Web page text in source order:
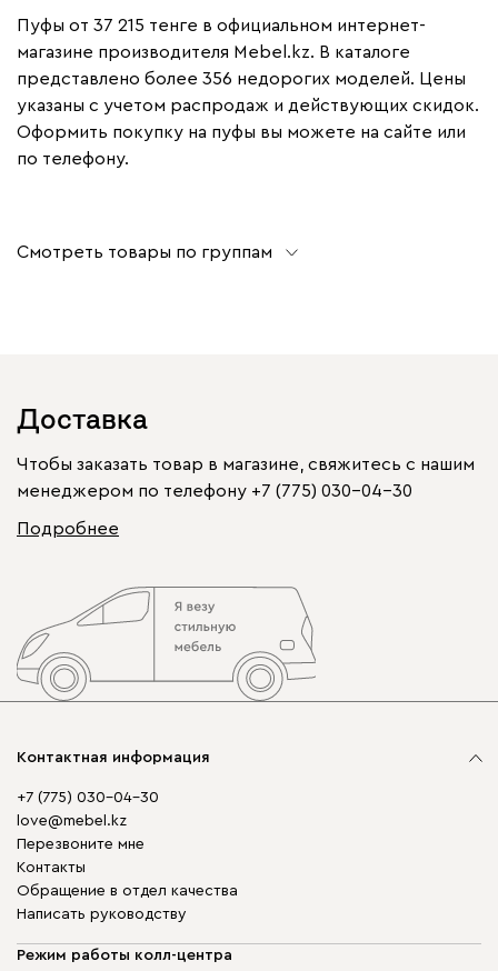
Пуфы от 37 215 тенге в официальном интернет-
магазине производителя Mebel.kz. В каталоге
представлено более 356 недорогих моделей. Цены
указаны с учетом распродаж и действующих скидок.
Оформить покупку на пуфы вы можете на сайте или
по телефону.
Смотреть товары по группам
Доставка
Чтобы заказать товар в магазине, свяжитесь с нашим
менеджером по телефону +7 (775) 030-04-30
Подробнее
Контактная информация
+7 (775) 030-04-30
love@mebel.kz
Перезвоните мне
Контакты
Обращение в отдел качества
Написать руководству
Режим работы колл-центра